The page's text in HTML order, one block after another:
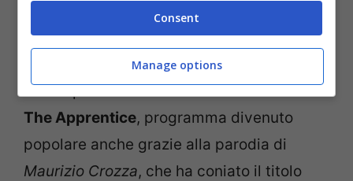
andrà in onda il venerdì alle 21.10 su
Uno HD, a partiredal 17 gennaio 2014, per
10 puntate di 70 minuti ciascuna. Grande
attesa per l’avvio della seconda edizione di
The Apprentice, programma divenuto
popolare anche grazie alla parodia di
Maurizio Crozza, che ha coniato il titolo
Consent
Manage options